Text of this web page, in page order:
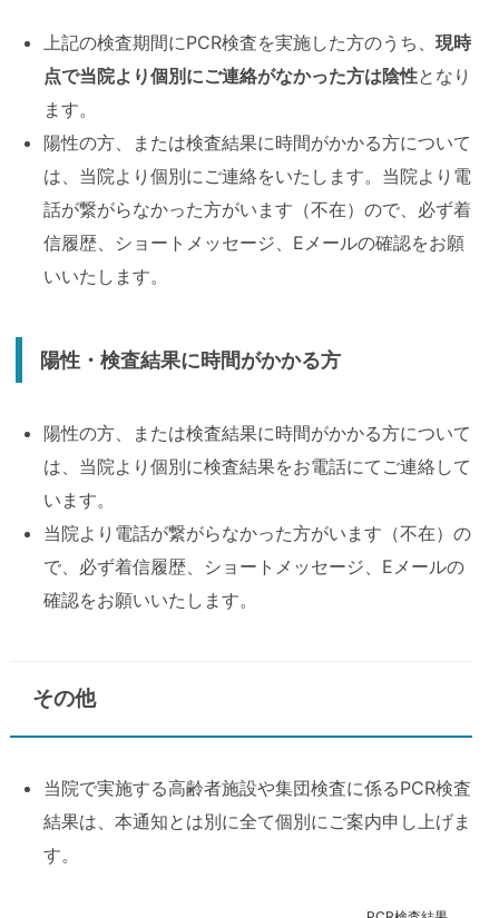
上記の検査期間にPCR検査を実施した方のうち、 現時
点で当院より個別にご連絡がなかった方は陰性となり
ます。
陽性の方、または検査結果に時間がかかる方について
は、当院より個別にご連絡をいたします。当院より電
話が繋がらなかった方がいます（不在）ので、必ず着
信履歴、ショートメッセージ、Eメールの確認をお願
いいたします。
陽性・検査結果に時間がかかる方
陽性の方、または検査結果に時間がかかる方について
は、当院より個別に検査結果をお電話にてご連絡して
います。
当院より電話が繋がらなかった方がいます（不在）の
で、必ず着信履歴、ショートメッセージ、Eメールの
確認をお願いいたします。
その他
当院で実施する高齢者施設や集団検査に係るPCR検査
結果は、本通知とは別に全て個別にご案内申し上げま
す。